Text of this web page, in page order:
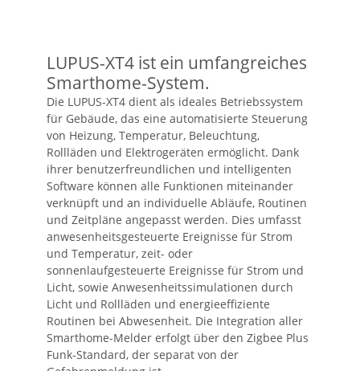
LUPUS-XT4 ist ein umfangreiches
Smarthome-System.
Die LUPUS-XT4 dient als ideales Betriebssystem
für Gebäude, das eine automatisierte Steuerung
von Heizung, Temperatur, Beleuchtung,
Rollläden und Elektrogeräten ermöglicht. Dank
ihrer benutzerfreundlichen und intelligenten
Software können alle Funktionen miteinander
verknüpft und an individuelle Abläufe, Routinen
und Zeitpläne angepasst werden. Dies umfasst
anwesenheitsgesteuerte Ereignisse für Strom
und Temperatur, zeit- oder
sonnenlaufgesteuerte Ereignisse für Strom und
Licht, sowie Anwesenheitssimulationen durch
Licht und Rollläden und energieeffiziente
Routinen bei Abwesenheit. Die Integration aller
Smarthome-Melder erfolgt über den Zigbee Plus
Funk-Standard, der separat von der